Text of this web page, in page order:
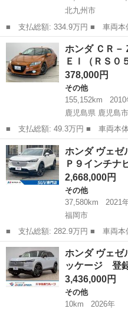
北九州市
■ 支払総額: 334.9万円 ■ 車両本体価格： 3,233,000 円 ■ メーカ
ー名： ホンダ ■ 車種名： ヴ
Ｖ Ｚ 禁煙車 純正９型ナビ
ダークル...
福岡 北九州市 その他
ホンダ ＣＲ
ＥＩ（ＲＳ０
378,000円
その他
155,152km
2010
鹿児島県 鹿児島市
■ 支払総額: 49.3万円 ■ 車両本体価格： 378,000 円 ■ メーカー
名： ホンダ ■ 車種名： ＣＲ
アクリ／ＥＮＫＥＩ（ＲＳ０５）
ＳＳキャリ...
鹿児島 鹿児島市 その他
ホンダ ヴェ
Ｐ９インチ
2,668,000円
その他
37,580km
2021
福岡市
■ 支払総額: 282.9万円 ■ 車両本体価格： 2,668,000 円 ■ メーカ
ー名： ホンダ ■ 車種名： ヴ
Ｖ Ｚ メーカーＯＰ９インチナ
電 ＢＳＭ...
福岡 福岡市 その他
ホンダ ヴェ
ッケージ 登
3,436,000円
その他
10km
2026年